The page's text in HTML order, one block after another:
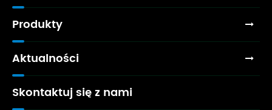
Produkty
Aktualności
Skontaktuj się z nami